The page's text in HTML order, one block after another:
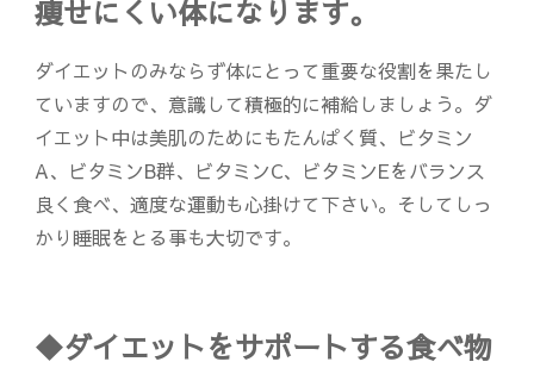
痩せにくい体になります。
ダイエットのみならず体にとって重要な役割を果たし
ていますので、意識して積極的に補給しましょう。ダ
イエット中は美肌のためにもたんぱく質、ビタミン
A、ビタミンB群、ビタミンC、ビタミンEをバランス
良く食べ、適度な運動も心掛けて下さい。そしてしっ
かり睡眠をとる事も大切です。
◆ダイエットをサポートする食べ物